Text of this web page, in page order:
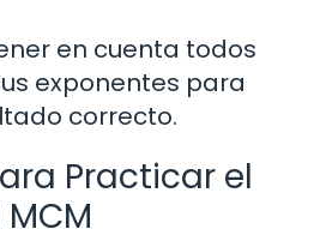
en cuenta todos
exponentes para
correcto.
Practicar el